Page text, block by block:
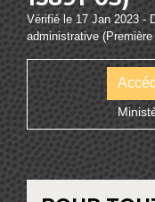
Vérifié le 17 Jan 2023 -
administrative